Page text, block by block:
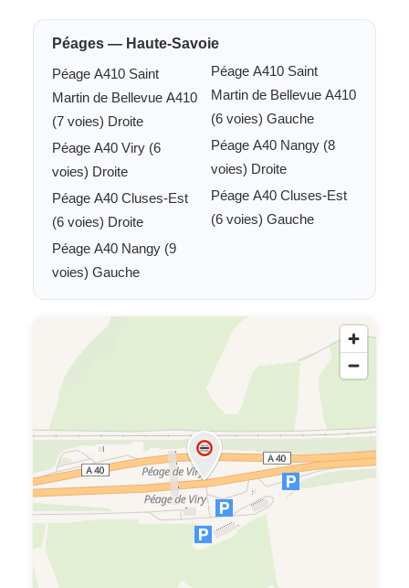
Péages — Haute-Savoie
Péage A410 Saint
Martin de Bellevue A410
(7 voies) Droite
Péage A40 Viry (6
voies) Droite
Péage A40 Cluses-Est
(6 voies) Droite
Péage A40 Nangy (9
voies) Gauche
Péage A410 Saint
Martin de Bellevue A410
(6 voies) Gauche
Péage A40 Nangy (8
voies) Droite
Péage A40 Cluses-Est
(6 voies) Gauche